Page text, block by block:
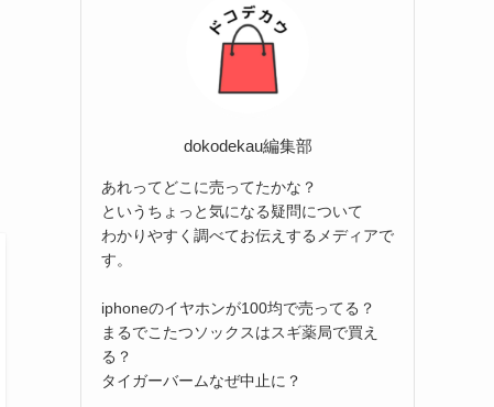
dokodekau編集部
あれってどこに売ってたかな？
というちょっと気になる疑問について
わかりやすく調べてお伝えするメディアで
す。
iphoneのイヤホンが100均で売ってる？
まるでこたつソックスはスギ薬局で買え
る？
タイガーバームなぜ中止に？